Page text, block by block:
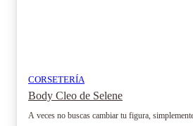
CORSETERÍA
Body Cleo de Selene
A veces no buscas cambiar tu figura,